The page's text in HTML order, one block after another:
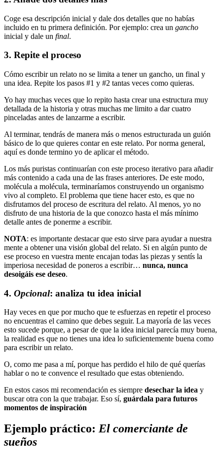
Coge esa descripción inicial y dale dos detalles que no habías
incluido en tu primera definición. Por ejemplo: crea un gancho
inicial y dale un final.
3. Repite el proceso
Cómo escribir un relato no se limita a tener un gancho, un final y
una idea. Repite los pasos #1 y #2 tantas veces como quieras.
Yo hay muchas veces que lo repito hasta crear una estructura muy
detallada de la historia y otras muchas me limito a dar cuatro
pinceladas antes de lanzarme a escribir.
Al terminar, tendrás de manera más o menos estructurada un guión
básico de lo que quieres contar en este relato. Por norma general,
aquí es donde termino yo de aplicar el método.
Los más puristas continuarían con este proceso iterativo para añadir
más contenido a cada una de las frases anteriores. De este modo,
molécula a molécula, terminaríamos construyendo un organismo
vivo al completo. El problema que tiene hacer esto, es que no
disfrutamos del proceso de escritura del relato. Al menos, yo no
disfruto de una historia de la que conozco hasta el más mínimo
detalle antes de ponerme a escribir.
NOTA: es importante destacar que esto sirve para ayudar a nuestra
mente a obtener una visión global del relato. Si en algún punto de
ese proceso en vuestra mente encajan todas las piezas y sentís la
imperiosa necesidad de poneros a escribir… nunca, nunca
desoigáis ese deseo.
4. Opcional: analiza tu idea inicial
Hay veces en que por mucho que te esfuerzas en repetir el proceso
no encuentras el camino que debes seguir. La mayoría de las veces
esto sucede porque, a pesar de que la idea inicial parecía muy buena,
la realidad es que no tienes una idea lo suficientemente buena como
para escribir un relato.
O, como me pasa a mí, porque has perdido el hilo de qué querías
hablar o no te convence el resultado que estas obteniendo.
En estos casos mi recomendación es siempre desechar la idea y
buscar otra con la que trabajar. Eso sí, guárdala para futuros
momentos de inspiración
Ejemplo práctico: El comerciante de
sueños